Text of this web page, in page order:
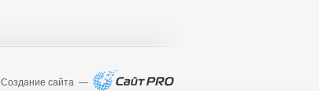
Создание сайта —